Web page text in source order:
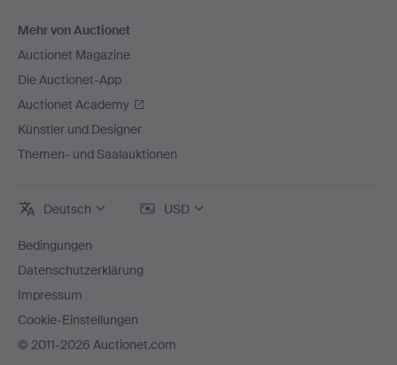
Mehr von Auctionet
Auctionet Magazine
Die Auctionet-App
Auctionet Academy
Künstler und Designer
Themen- und Saalauktionen
Deutsch USD
Bedingungen
Datenschutzerklärung
Impressum
Cookie-Einstellungen
© 2011-2026 Auctionet.com